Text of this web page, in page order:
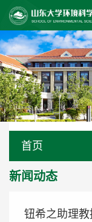
首页
新闻动态
钮希之助理教